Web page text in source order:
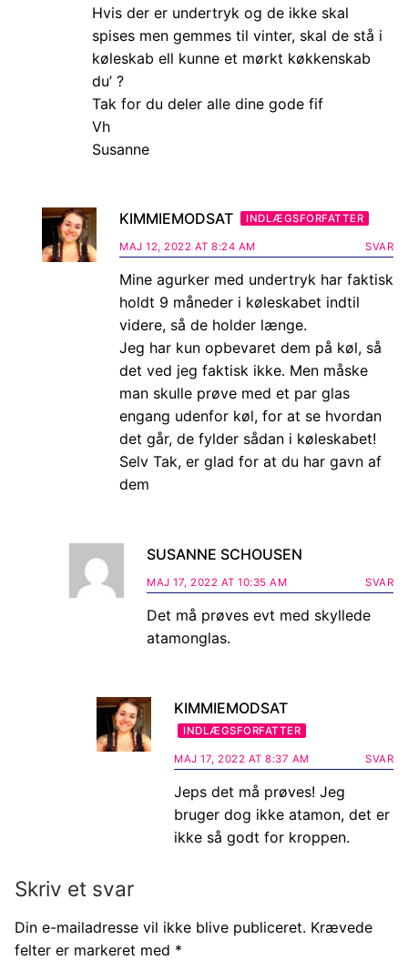
Hvis der er undertryk og de ikke skal
spises men gemmes til vinter, skal de stå i
køleskab ell kunne et mørkt køkkenskab
du’ ?
Tak for du deler alle dine gode fif
Vh
Susanne
KIMMIEMODSAT INDLÆGSFORFATTER
MAJ 12, 2022 AT 8:24 AM SVAR
Mine agurker med undertryk har faktisk
holdt 9 måneder i køleskabet indtil
videre, så de holder længe.
Jeg har kun opbevaret dem på køl, så
det ved jeg faktisk ikke. Men måske
man skulle prøve med et par glas
engang udenfor køl, for at se hvordan
det går, de fylder sådan i køleskabet!
Selv Tak, er glad for at du har gavn af
dem
SUSANNE SCHOUSEN
MAJ 17, 2022 AT 10:35 AM SVAR
Det må prøves evt med skyllede
atamonglas.
KIMMIEMODSAT
INDLÆGSFORFATTER
MAJ 17, 2022 AT 8:37 AM SVAR
Jeps det må prøves! Jeg
bruger dog ikke atamon, det er
ikke så godt for kroppen.
Skriv et svar
Din e-mailadresse vil ikke blive publiceret. Krævede
felter er markeret med *